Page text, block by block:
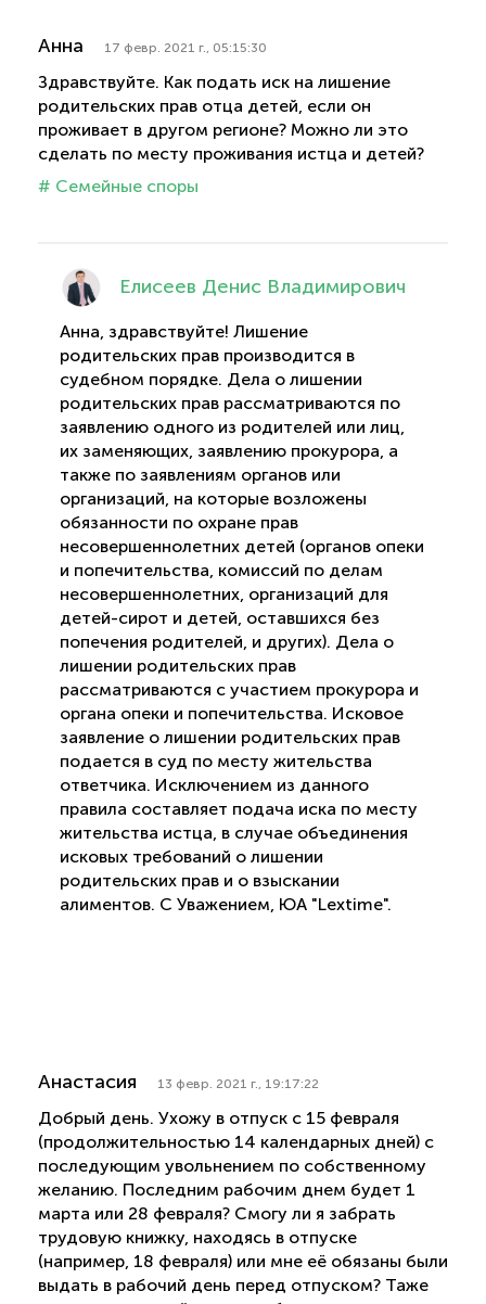
Анна 17 февр. 2021 г., 05:15:30
Здравствуйте. Как подать иск на лишение
родительских прав отца детей, если он
проживает в другом регионе? Можно ли это
сделать по месту проживания истца и детей?
# Семейные споры
Елисеев Денис Владимирович
Анна, здравствуйте! Лишение
родительских прав производится в
судебном порядке. Дела о лишении
родительских прав рассматриваются по
заявлению одного из родителей или лиц,
их заменяющих, заявлению прокурора, а
также по заявлениям органов или
организаций, на которые возложены
обязанности по охране прав
несовершеннолетних детей (органов опеки
и попечительства, комиссий по делам
несовершеннолетних, организаций для
детей-сирот и детей, оставшихся без
попечения родителей, и других). Дела о
лишении родительских прав
рассматриваются с участием прокурора и
органа опеки и попечительства. Исковое
заявление о лишении родительских прав
подается в суд по месту жительства
ответчика. Исключением из данного
правила составляет подача иска по месту
жительства истца, в случае объединения
исковых требований о лишении
родительских прав и о взыскании
алиментов. С Уважением, ЮА "Lextime".
Анастасия 13 февр. 2021 г., 19:17:22
Добрый день. Ухожу в отпуск с 15 февраля
(продолжительностью 14 календарных дней) с
последующим увольнением по собственному
желанию. Последним рабочим днем будет 1
марта или 28 февраля? Смогу ли я забрать
трудовую книжку, находясь в отпуске
(например, 18 февраля) или мне её обязаны были
выдать в рабочий день перед отпуском? Таже